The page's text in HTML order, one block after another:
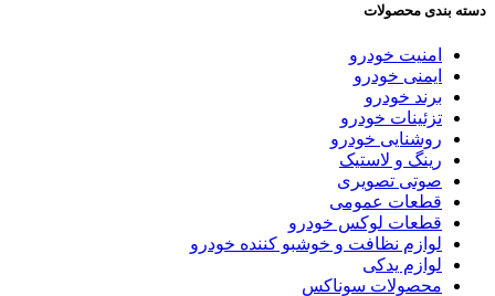
دسته بندی محصولات
امنیت خودرو
ایمنی خودرو
برند خودرو
تزئینات خودرو
روشنایی خودرو
رینگ و لاستیک
صوتی تصویری
قطعات عمومی
قطعات لوکس خودرو
لوازم نظافت و خوشبو کننده خودرو
لوازم یدکی
محصولات سوناکس